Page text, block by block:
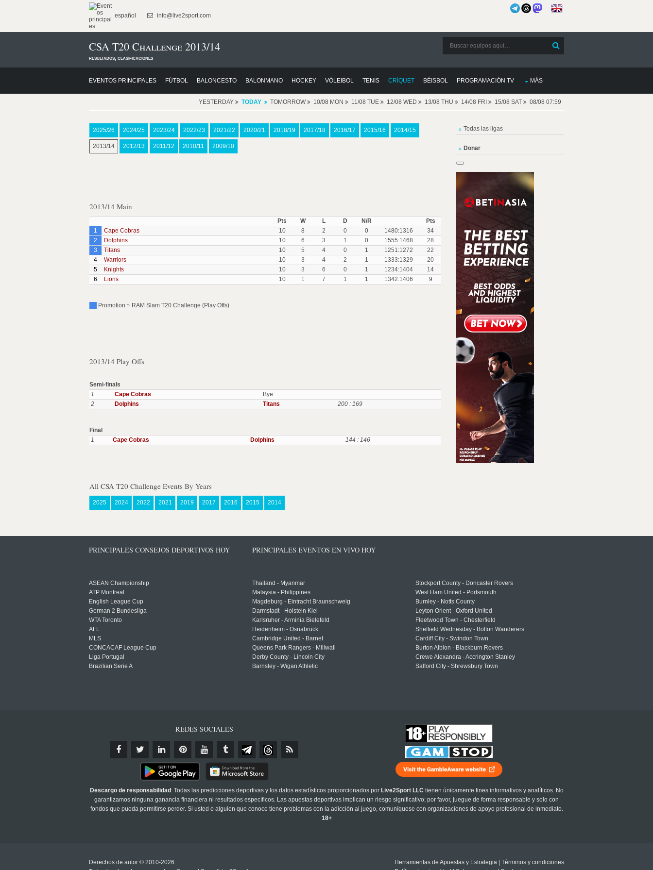
español info@live2sport.com
CSA T20 Challenge 2013/14
resultados, clasificaciones
EVENTOS PRINCIPALES FÚTBOL BALONCESTO BALONMANO HOCKEY VÓLEIBOL TENIS CRÍQUET BÉISBOL PROGRAMACIÓN TV MÁS
YESTERDAY TODAY TOMORROW 10/08 MON 11/08 TUE 12/08 WED 13/08 THU 14/08 FRI 15/08 SAT 08/08 07:59
2025/26 2024/25 2023/24 2022/23 2021/22 2020/21 2018/19 2017/18 2016/17 2015/16 2014/15
2013/14 2012/13 2011/12 2010/11 2009/10
2013/14 Main
Pts W L D N/R
Pts
1
Cape Cobras 10 8 2 0 0 1480:1316
34
2
Dolphins 10 6 3 1 0 1555:1468
28
3
Titans 10 5 4 0 1 1251:1272
22
4
Warriors 10 3 4 2 1 1333:1329
20
5
Knights 10 3 6 0 1 1234:1404
14
6
Lions 10 1 7 1 1 1342:1406 9
Promotion ~ RAM Slam T20 Challenge (Play Offs)
2013/14 Play Offs
Semi-finals
1
Cape Cobras
Bye
2
Dolphins Titans 200 : 169
Final
1
Cape Cobras Dolphins 144 : 146
All CSA T20 Challenge Events By Years
2025 2024 2022 2021 2019 2017 2016 2015 2014
Todas las ligas
Donar
PRINCIPALES CONSEJOS DEPORTIVOS HOY
ASEAN Championship
ATP Montreal
English League Cup
German 2 Bundesliga
WTA Toronto
AFL
MLS
CONCACAF League Cup
Liga Portugal
Brazilian Serie A
PRINCIPALES EVENTOS EN VIVO HOY
Thailand - Myanmar
Malaysia - Philippines
Magdeburg - Eintracht Braunschweig
Darmstadt - Holstein Kiel
Karlsruher - Arminia Bielefeld
Heidenheim - Osnabrück
Cambridge United - Barnet
Queens Park Rangers - Millwall
Derby County - Lincoln City
Barnsley - Wigan Athletic
Stockport County - Doncaster Rovers
West Ham United - Portsmouth
Burnley - Notts County
Leyton Orient - Oxford United
Fleetwood Town - Chesterfield
Sheffield Wednesday - Bolton Wanderers
Cardiff City - Swindon Town
Burton Albion - Blackburn Rovers
Crewe Alexandra - Accrington Stanley
Salford City - Shrewsbury Town
REDES SOCIALES
Descargo de responsabilidad : Todas las predicciones deportivas y los datos estadísticos proporcionados por Live2Sport LLC tienen únicamente fines informativos y analíticos. No
garantizamos ninguna ganancia financiera ni resultados específicos. Las apuestas deportivas implican un riesgo significativo; por favor, juegue de forma responsable y solo con
fondos que pueda permitirse perder. Si usted o alguien que conoce tiene problemas con la adicción al juego, comuníquese con organizaciones de apoyo profesional de inmediato.
18+
Derechos de autor © 2010-2026
Herramientas de Apuestas y Estrategia
Términos y condiciones